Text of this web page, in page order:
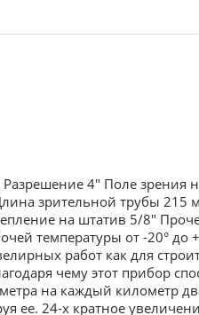
4" Поле зрения
зрительной трубы 215
на штатив 5/8"
температуры от -20° до
работ как для
чему этот прибор
на каждый километр
ее. 24-х кратное